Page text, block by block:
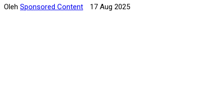
Oleh Sponsored Content 17 Aug 2025